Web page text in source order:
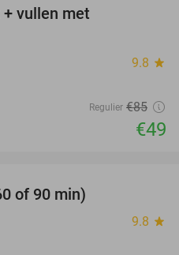
vullen met
9.8 star
Regulier €85
€49
of 90 min)
9.8 star